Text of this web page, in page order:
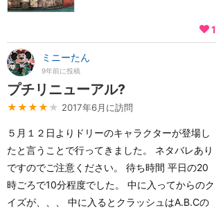
1
ミニーたん
9年前に投稿
プチリニューアル?
★★★★ ★ 2017年6月に訪問
５月１２日よりドリーのキャラクターが登場し
たと言うことで行ってきました。 ネタバレあり
ですのでご注意ください。 待ち時間 平日の20
時ごろで10分程度でした。 中に入ってからのク
イズが、、、 中に入るとクラッシュはA.B.Cの